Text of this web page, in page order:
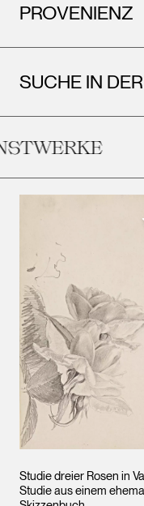
PROVENIENZ
SUCHE IN
Studie dreier Rosen in
Studie aus einem